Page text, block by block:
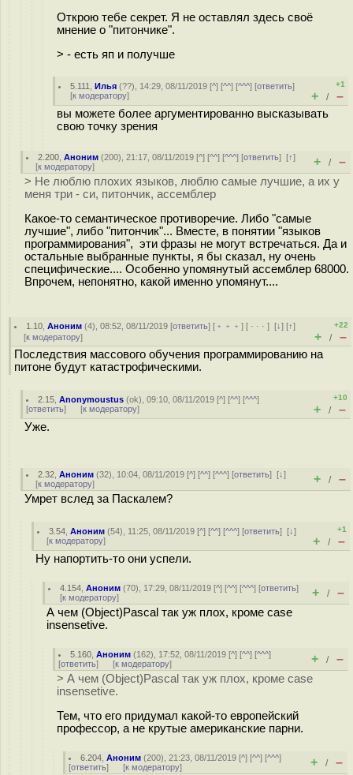
Открою тебе секрет. Я не оставлял здесь своё
мнение о "питончике".
> - есть яп и получше
5.111 ,Илья (??), 14:29, 08/11/2019 [^] [^^] [^^^] [ответить]
[к модератору]
+1
+ / –
вы можете более аргументированно высказывать
свою точку зрения
2.200 ,Аноним (200), 21:17, 08/11/2019 [^] [^^] [^^^] [ответить][↑]
[к модератору] + / –
> Не люблю плохих языков, люблю самые лучшие, а их у
меня три - си, питончик, ассемблер
Какое-то семантическое противоречие. Либо "самые
лучшие", либо "питончик"... Вместе, в понятии "языков
программирования", эти фразы не могут встречаться. Да и
остальные выбранные пункты, я бы сказал, ну очень
специфические.... Особенно упомянутый ассемблер 68000.
Впрочем, непонятно, какой именно упомянут....
1.10 ,Аноним (4), 08:52, 08/11/2019 [ответить] [ ﹢﹢﹢] [ · · ·][↓] [↑]
[к модератору]
+22
+ / –
Последствия массового обучения программированию на
питоне будут катастрофическими.
2.15 ,Anonymoustus (ok), 09:10, 08/11/2019 [^] [^^] [^^^]
[ответить] [к модератору]
+10
+ / –
Уже.
2.32 ,Аноним (32), 10:04, 08/11/2019 [^] [^^] [^^^] [ответить][↓]
[к модератору] + / –
Умрет вслед за Паскалем?
3.54 ,Аноним (54), 11:25, 08/11/2019 [^] [^^] [^^^] [ответить][↓]
[к модератору]
+1
+ / –
Ну напортить-то они успели.
4.154 ,Аноним (70), 17:29, 08/11/2019 [^] [^^] [^^^] [ответить]
[к модератору] + / –
А чем (Object)Pascal так уж плох, кроме case
insensetive.
5.160 ,Аноним (162), 17:52, 08/11/2019 [^] [^^] [^^^]
[ответить] [к модератору] + / –
> А чем (Object)Pascal так уж плох, кроме case
insensetive.
Тем, что его придумал какой-то европейский
профессор, а не крутые американские парни.
6.204 ,Аноним (200), 21:23, 08/11/2019 [^] [^^] [^^^]
[ответить] [к модератору] + / –